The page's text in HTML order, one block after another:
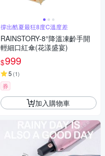
撐出酷夏最狂8度C溫度差
RAINSTORY-8°降溫凍齡手開
輕細口紅傘(花漾盛宴)
$999
5 (1)
券
加入購物車